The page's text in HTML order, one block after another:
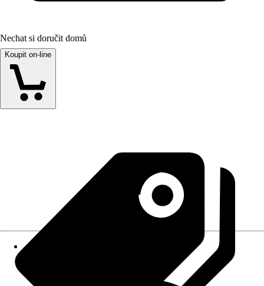
Nechat si doručit domů
Koupit on-line